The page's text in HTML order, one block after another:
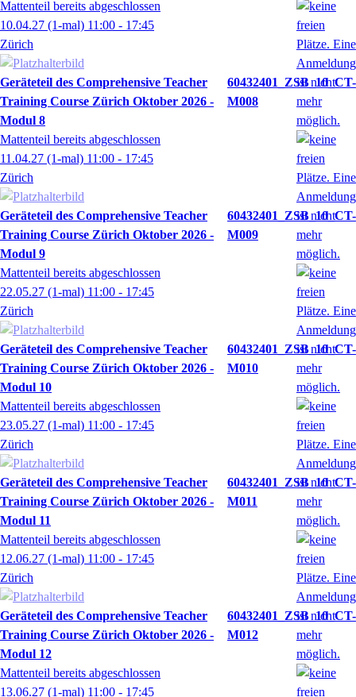
Mattenteil bereits abgeschlossen
10.04.27 (1-mal) 11:00 - 17:45
Zürich
Geräteteil des Comprehensive Teacher
Training Course Zürich Oktober 2026 -
Modul 8
60432401_ZSB_10_CT-
M008
Mattenteil bereits abgeschlossen
11.04.27 (1-mal) 11:00 - 17:45
Zürich
Geräteteil des Comprehensive Teacher
Training Course Zürich Oktober 2026 -
Modul 9
60432401_ZSB_10_CT-
M009
Mattenteil bereits abgeschlossen
22.05.27 (1-mal) 11:00 - 17:45
Zürich
Geräteteil des Comprehensive Teacher
Training Course Zürich Oktober 2026 -
Modul 10
60432401_ZSB_10_CT-
M010
Mattenteil bereits abgeschlossen
23.05.27 (1-mal) 11:00 - 17:45
Zürich
Geräteteil des Comprehensive Teacher
Training Course Zürich Oktober 2026 -
Modul 11
60432401_ZSB_10_CT-
M011
Mattenteil bereits abgeschlossen
12.06.27 (1-mal) 11:00 - 17:45
Zürich
Geräteteil des Comprehensive Teacher
Training Course Zürich Oktober 2026 -
Modul 12
60432401_ZSB_10_CT-
M012
Mattenteil bereits abgeschlossen
13.06.27 (1-mal) 11:00 - 17:45